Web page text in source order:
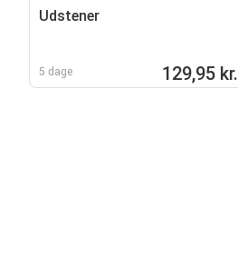
Udstener
5 dage 129,95 kr.